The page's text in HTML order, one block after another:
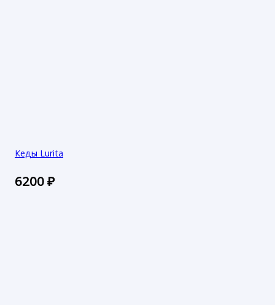
Кеды Lurita
6200₽